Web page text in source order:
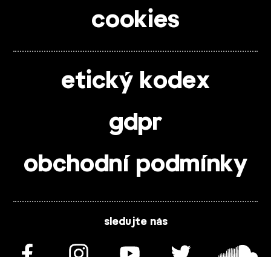
cookies
etický kodex
gdpr
obchodní podmínky
sledujte nás